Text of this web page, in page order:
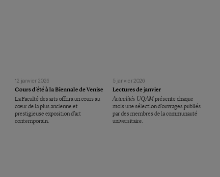
12 janvier 2026
Cours d’été à la Biennale de Venise
La Faculté des arts offrira un cours au
cœur de la plus ancienne et
prestigieuse exposition d’art
contemporain.
5 janvier 2026
Lectures de janvier
Actualités UQAMprésente chaque
mois une sélection d’ouvrages publiés
par des membres de la communauté
universitaire.